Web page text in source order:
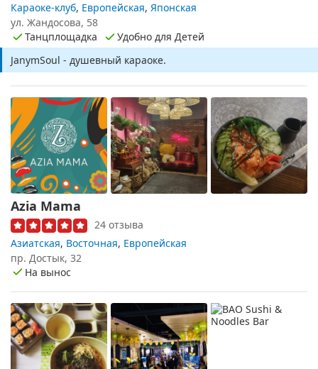
Караоке-клуб, Европейская, Японская
ул. Жандосова, 58
Танцплощадка
Удобно для Детей
JanymSoul - душевный караоке.
Azia Mama
24 отзыва
Азиатская, Восточная, Европейская
пр. Достык, 32
На вынос